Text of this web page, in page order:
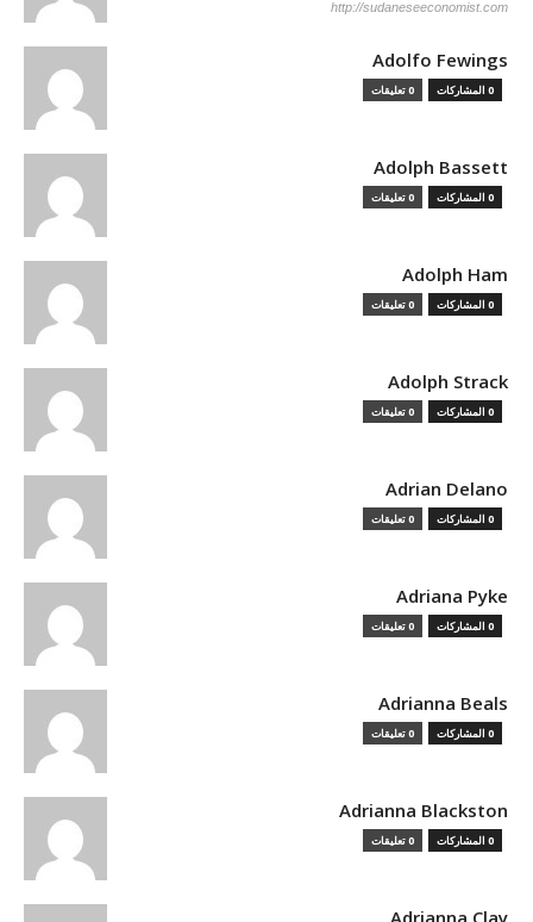
http://sudaneseeconomist.com
Adolfo Fewings
0 المشاركات 0 تعليقات
Adolph Bassett
0 المشاركات 0 تعليقات
Adolph Ham
0 المشاركات 0 تعليقات
Adolph Strack
0 المشاركات 0 تعليقات
Adrian Delano
0 المشاركات 0 تعليقات
Adriana Pyke
0 المشاركات 0 تعليقات
Adrianna Beals
0 المشاركات 0 تعليقات
Adrianna Blackston
0 المشاركات 0 تعليقات